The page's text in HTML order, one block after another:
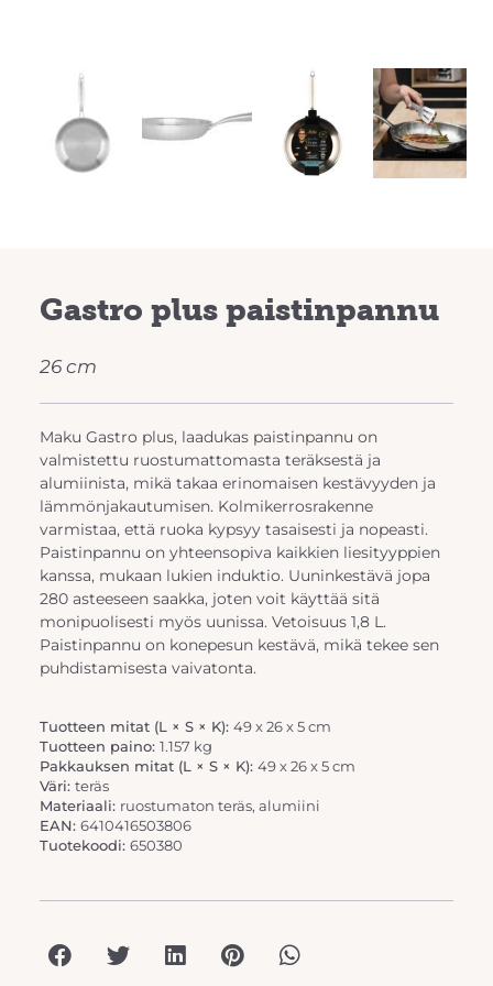
Previous Next
Gastro plus paistinpannu
26 cm
Maku Gastro plus, laadukas paistinpannu on
valmistettu ruostumattomasta teräksestä ja
alumiinista, mikä takaa erinomaisen kestävyyden ja
lämmönjakautumisen. Kolmikerrosrakenne
varmistaa, että ruoka kypsyy tasaisesti ja nopeasti.
Paistinpannu on yhteensopiva kaikkien liesityyppien
kanssa, mukaan lukien induktio. Uuninkestävä jopa
280 asteeseen saakka, joten voit käyttää sitä
monipuolisesti myös uunissa. Vetoisuus 1,8 L.
Paistinpannu on konepesun kestävä, mikä tekee sen
puhdistamisesta vaivatonta.
Tuotteen mitat (L × S × K): 49 x 26 x 5 cm
Tuotteen paino: 1.157 kg
Pakkauksen mitat (L × S × K): 49 x 26 x 5 cm
Väri: teräs
Materiaali: ruostumaton teräs, alumiini
EAN: 6410416503806
Tuotekoodi: 650380